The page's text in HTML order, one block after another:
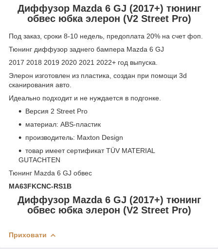
Диффузор Mazda 6 GJ (2017+) тюнинг
обвес юбка элерон (V2 Street Pro)
Под заказ, сроки 8-10 недель, предоплата 20% на счет фоп.
Тюнинг диффузор заднего бампера Mazda 6 GJ
2017 2018 2019 2020 2021 2022+ год выпуска.
Элерон изготовлен из пластика, создан при помощи 3d
сканирования авто.
Идеально подходит и не нуждается в подгонке.
Версия 2 Street Pro
материал: ABS-пластик
производитель: Maxton Design
товар имеет сертификат TÜV MATERIAL
GUTACHTEN
Тюнинг Mazda 6 GJ обвес
MA63FKCNC-RS1B
Диффузор Mazda 6 GJ (2017+) тюнинг
обвес юбка элерон (V2 Street Pro)
Приховати